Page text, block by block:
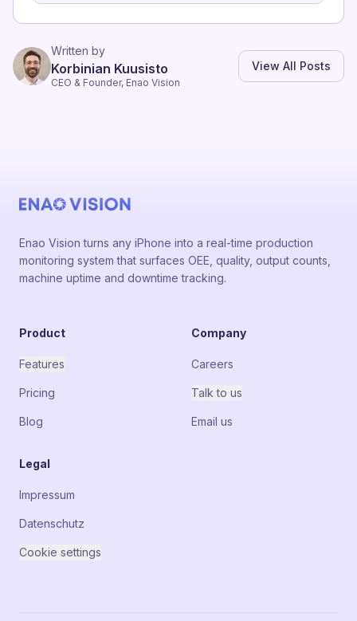
Written by
Korbinian Kuusisto
CEO & Founder, Enao Vision
View All Posts
Enao Vision turns any iPhone into a real-time production
monitoring system that surfaces OEE, quality, output counts,
machine uptime and downtime tracking.
Product
Features
Pricing
Blog
Company
Careers
Talk to us
Email us
Legal
Impressum
Datenschutz
Cookie settings